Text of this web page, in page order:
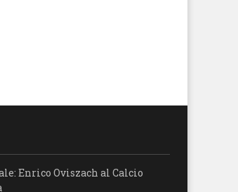
Enrico Oviszach al Calcio